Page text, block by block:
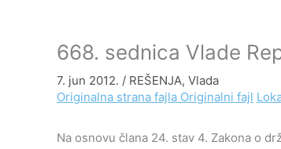
668. sednica Vlade
7. jun 2012. / REŠENJA, Vlada
Originalna strana fajla Originalni fajl
Na osnovu člana 24. stav 4. Zakona o